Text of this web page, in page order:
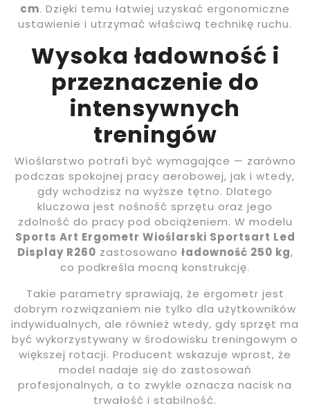
cm. Dzięki temu łatwiej uzyskać ergonomiczne
ustawienie i utrzymać właściwą technikę ruchu.
Wysoka ładowność i
przeznaczenie do
intensywnych
treningów
Wioślarstwo potrafi być wymagające — zarówno
podczas spokojnej pracy aerobowej, jak i wtedy,
gdy wchodzisz na wyższe tętno. Dlatego
kluczowa jest nośność sprzętu oraz jego
zdolność do pracy pod obciążeniem. W modelu
Sports Art Ergometr Wioślarski Sportsart Led
Display R260 zastosowano ładowność 250 kg,
co podkreśla mocną konstrukcję.
Takie parametry sprawiają, że ergometr jest
dobrym rozwiązaniem nie tylko dla użytkowników
indywidualnych, ale również wtedy, gdy sprzęt ma
być wykorzystywany w środowisku treningowym o
większej rotacji. Producent wskazuje wprost, że
model nadaje się do zastosowań
profesjonalnych, a to zwykle oznacza nacisk na
trwałość i stabilność.